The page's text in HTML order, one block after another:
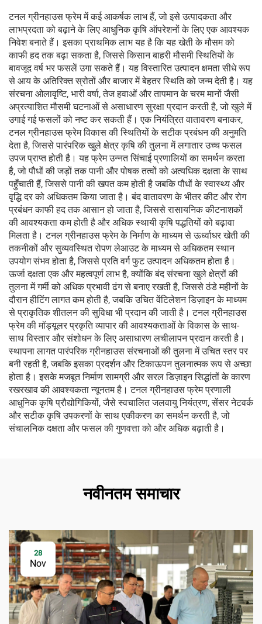
टनल ग्रीनहाउस फ्रेम में कई आकर्षक लाभ हैं, जो इसे उत्पादकता और
लाभप्रदता को बढ़ाने के लिए आधुनिक कृषि ऑपरेशनों के लिए एक आवश्यक
निवेश बनाते हैं। इसका प्राथमिक लाभ यह है कि यह खेती के मौसम को
काफी हद तक बढ़ा सकता है, जिससे किसान बाहरी मौसमी स्थितियों के
बावजूद वर्ष भर फसलें उगा सकते हैं। यह विस्तारित उत्पादन क्षमता सीधे रूप
से आय के अतिरिक्त स्रोतों और बाजार में बेहतर स्थिति को जन्म देती है। यह
संरचना ओलावृष्टि, भारी वर्षा, तेज हवाओं और तापमान के चरम मानों जैसी
अप्रत्याशित मौसमी घटनाओं से असाधारण सुरक्षा प्रदान करती है, जो खुले में
उगाई गई फसलों को नष्ट कर सकती हैं। एक नियंत्रित वातावरण बनाकर,
टनल ग्रीनहाउस फ्रेम विकास की स्थितियों के सटीक प्रबंधन की अनुमति
देता है, जिससे पारंपरिक खुले क्षेत्र कृषि की तुलना में लगातार उच्च फसल
उपज प्राप्त होती है। यह फ्रेम उन्नत सिंचाई प्रणालियों का समर्थन करता
है, जो पौधों की जड़ों तक पानी और पोषक तत्वों को अत्यधिक दक्षता के साथ
पहुँचाती हैं, जिससे पानी की खपत कम होती है जबकि पौधों के स्वास्थ्य और
वृद्धि दर को अधिकतम किया जाता है। बंद वातावरण के भीतर कीट और रोग
प्रबंधन काफी हद तक आसान हो जाता है, जिससे रासायनिक कीटनाशकों
की आवश्यकता कम होती है और अधिक स्थायी कृषि पद्धतियों को बढ़ावा
मिलता है। टनल ग्रीनहाउस फ्रेम के निर्माण के माध्यम से ऊर्ध्वाधर खेती की
तकनीकों और सुव्यवस्थित रोपण लेआउट के माध्यम से अधिकतम स्थान
उपयोग संभव होता है, जिससे प्रति वर्ग फुट उत्पादन अधिकतम होता है।
ऊर्जा दक्षता एक और महत्वपूर्ण लाभ है, क्योंकि बंद संरचना खुले क्षेत्रों की
तुलना में गर्मी को अधिक प्रभावी ढंग से बनाए रखती है, जिससे ठंडे महीनों के
दौरान हीटिंग लागत कम होती है, जबकि उचित वेंटिलेशन डिज़ाइन के माध्यम
से प्राकृतिक शीतलन की सुविधा भी प्रदान की जाती है। टनल ग्रीनहाउस
फ्रेम की मॉड्यूलर प्रकृति व्यापार की आवश्यकताओं के विकास के साथ-
साथ विस्तार और संशोधन के लिए असाधारण लचीलापन प्रदान करती है।
स्थापना लागत पारंपरिक ग्रीनहाउस संरचनाओं की तुलना में उचित स्तर पर
बनी रहती है, जबकि इसका प्रदर्शन और टिकाऊपन तुलनात्मक रूप से अच्छा
होता है। इसके मजबूत निर्माण सामग्री और सरल डिज़ाइन सिद्धांतों के कारण
रखरखाव की आवश्यकता न्यूनतम है। टनल ग्रीनहाउस फ्रेम प्रणाली
आधुनिक कृषि प्रौद्योगिकियों, जैसे स्वचालित जलवायु नियंत्रण, सेंसर नेटवर्क
और सटीक कृषि उपकरणों के साथ एकीकरण का समर्थन करती है, जो
संचालनिक दक्षता और फसल की गुणवत्ता को और अधिक बढ़ाती है।
नवीनतम समाचार
28
Nov